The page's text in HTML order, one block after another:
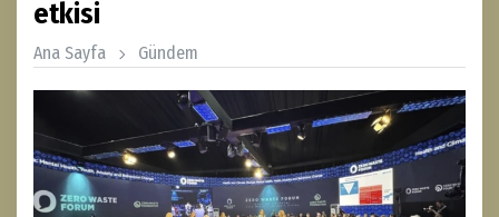
etkisi
Ana Sayfa Gündem